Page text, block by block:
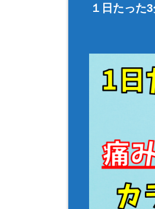
１日たった